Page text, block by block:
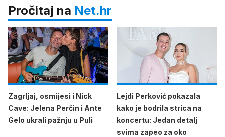
Pročitaj na Net.hr
Zagrljaj, osmijesi i Nick
Cave: Jelena Perčin i Ante
Gelo ukrali pažnju u Puli
Lejdi Perković pokazala
kako je bodrila strica na
koncertu: Jedan detalj
svima zapeo za oko